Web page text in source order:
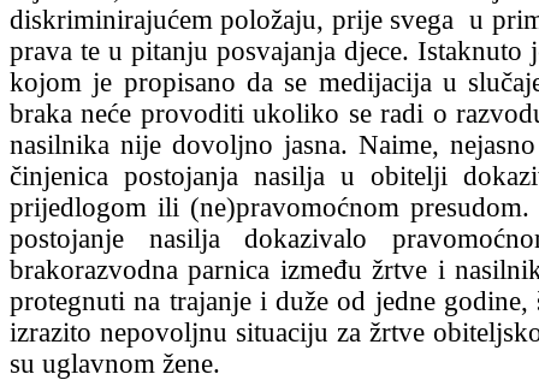
diskriminirajućem položaju, prije svega u
prava te u pitanju posvajanja djece. Istaknuto
kojom je propisano da se medijacija u
braka neće provoditi ukoliko se radi o
nasilnika nije dovoljno jasna. Naime,
činjenica postojanja nasilja u obitelji
prijedlogom ili (ne)pravomoćnom
postojanje nasilja dokazivalo
brakorazvodna parnica između žrtve i
protegnuti na trajanje i duže od jedne godine,
izrazito nepovoljnu situaciju za žrtve
su uglavnom žene.